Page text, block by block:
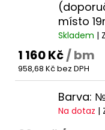
místo
Skladem |
1 160 Kč/ bm
958,68 Kč bez DPH
Barva:
Na dotaz |